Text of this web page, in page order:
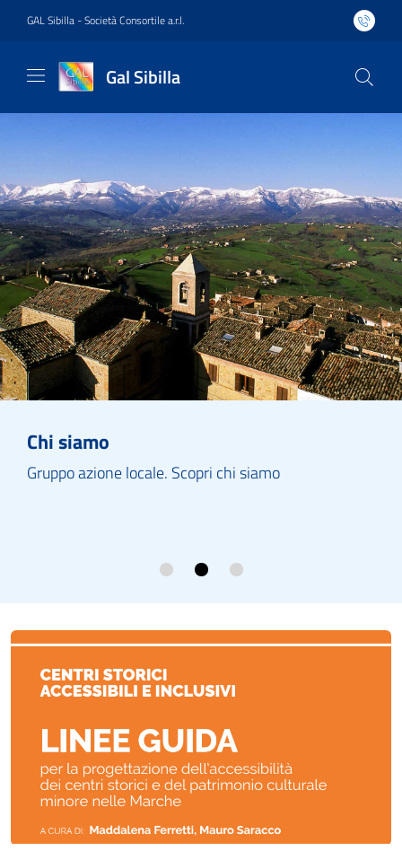
GAL Sibilla - Società Consortile a.r.l.
Gal Sibilla
Chi siamo
Gruppo azione locale. Scopri chi siamo